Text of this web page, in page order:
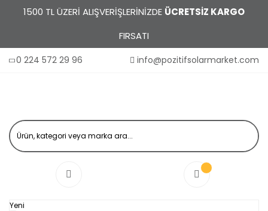
1500 TL ÜZERİ ALIŞVERİŞLERİNİZDE ÜCRETSİZ KARGO
FIRSATI
0 224 572 29 96 info@pozitifsolarmarket.com
Yeni